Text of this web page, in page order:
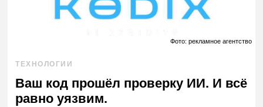
Фото: рекламное агентство
ТЕХНОЛОГИИ
Ваш код прошёл проверку ИИ. И всё
равно уязвим.